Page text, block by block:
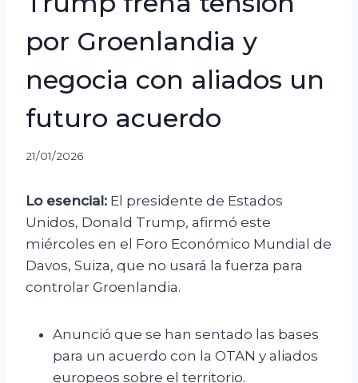
por Groenlandia y
negocia con aliados un
futuro acuerdo
21/01/2026
Lo esencial: El presidente de Estados
Unidos, Donald Trump, afirmó este
miércoles en el Foro Económico Mundial de
Davos, Suiza, que no usará la fuerza para
controlar Groenlandia.
Anunció que se han sentado las bases
para un acuerdo con la OTAN y aliados
europeos sobre el territorio.